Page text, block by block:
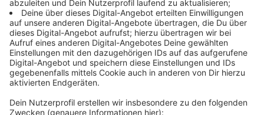
vor dem Ausschuss. Er wurde inzwischen in den
Ruhestand versetzt. Bei der Flutkatastrophe vor rund
einem Jahr waren im Ahrtal über 130 Menschen ums
Leben gekommen.
GH